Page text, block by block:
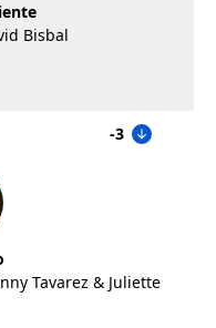
Bisbal
-3
Tavarez & Juliette